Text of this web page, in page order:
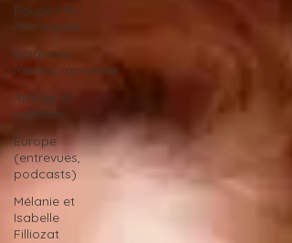
Rouge FM -
chroniques
Entrevues
médias/actualité
Articles et
collabos
Europe
(entrevues,
podcasts)
Mélanie et
Isabelle
Filliozat